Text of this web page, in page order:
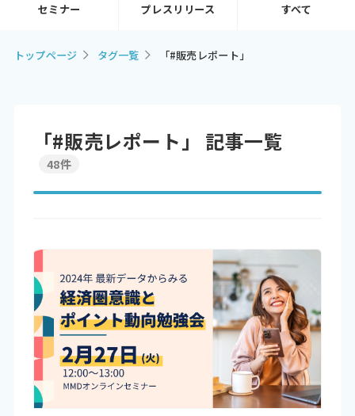
セミナー プレスリリース すべて
トップページ タグ一覧 「#販売レポート」
「#販売レポート」 記事一覧
48件